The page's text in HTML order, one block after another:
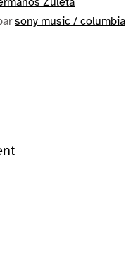
sony music / columbia